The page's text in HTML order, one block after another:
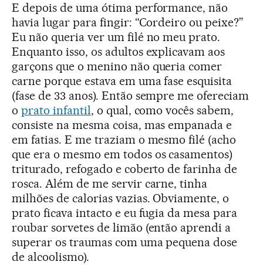
E depois de uma ótima performance, não
havia lugar para fingir: “Cordeiro ou peixe?”
Eu não queria ver um filé no meu prato.
Enquanto isso, os adultos explicavam aos
garçons que o menino não queria comer
carne porque estava em uma fase esquisita
(fase de 33 anos). Então sempre me ofereciam
o prato infantil, o qual, como vocês sabem,
consiste na mesma coisa, mas empanada e
em fatias. E me traziam o mesmo filé (acho
que era o mesmo em todos os casamentos)
triturado, refogado e coberto de farinha de
rosca. Além de me servir carne, tinha
milhões de calorias vazias. Obviamente, o
prato ficava intacto e eu fugia da mesa para
roubar sorvetes de limão (então aprendi a
superar os traumas com uma pequena dose
de alcoolismo).